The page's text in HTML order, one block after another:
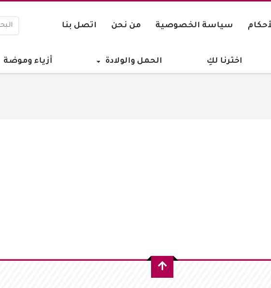
سياسة الخصوصية من نحن اتصل بنا
اخترنا لكِ الحمل والولادة أزياء وموضة